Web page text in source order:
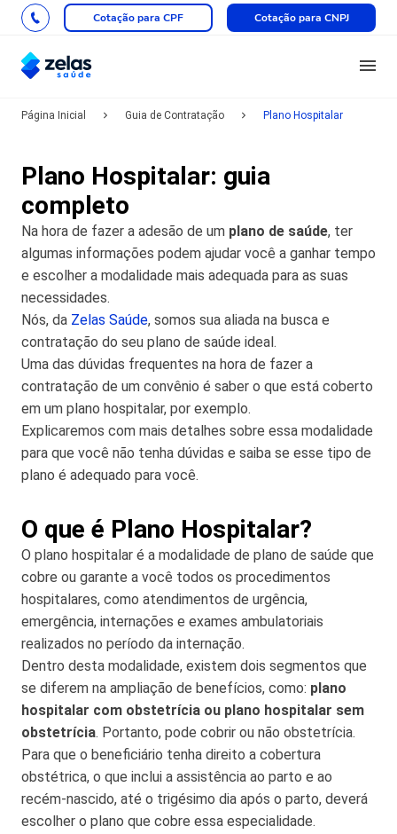
Cotação para CPF Cotação para CNPJ
Página Inicial Guia de Contratação Plano Hospitalar
Plano Hospitalar: guia
completo
Na hora de fazer a adesão de um plano de saúde, ter
algumas informações podem ajudar você a ganhar tempo
e escolher a modalidade mais adequada para as suas
necessidades.
Nós, da Zelas Saúde, somos sua aliada na busca e
contratação do seu plano de saúde ideal.
Uma das dúvidas frequentes na hora de fazer a
contratação de um convênio é saber o que está coberto
em um plano hospitalar, por exemplo.
Explicaremos com mais detalhes sobre essa modalidade
para que você não tenha dúvidas e saiba se esse tipo de
plano é adequado para você.
O que é Plano Hospitalar?
O plano hospitalar é a modalidade de plano de saúde que
cobre ou garante a você todos os procedimentos
hospitalares, como atendimentos de urgência,
emergência, internações e exames ambulatoriais
realizados no período da internação.
Dentro desta modalidade, existem dois segmentos que
se diferem na ampliação de benefícios, como: plano
hospitalar com obstetrícia ou plano hospitalar sem
obstetrícia. Portanto, pode cobrir ou não obstetrícia.
Para que o beneficiário tenha direito a cobertura
obstétrica, o que inclui a assistência ao parto e ao
recém-nascido, até o trigésimo dia após o parto, deverá
escolher o plano que cobre essa especialidade.